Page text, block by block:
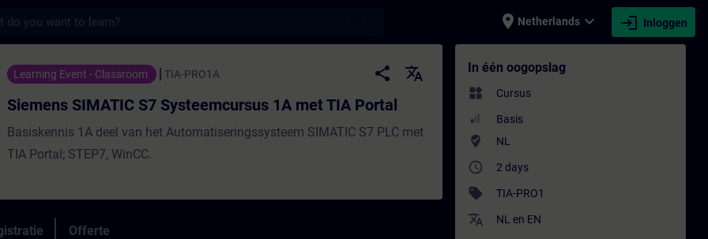
place Netherlands expand_more login Inloggen
S7 Systeemcursus 1A met TIA Portal - Training - Opleiding - Bijscholing |
Learning Event - Classroom TIA-PRO1A share
translate
Siemens SIMATIC S7 Systeemcursus 1A met TIA Portal
Basiskennis 1A deel van het Automatiseringssysteem SIMATIC S7 PLC met
TIA Portal; STEP7, WinCC.
Offerte
In één oogopslag
widgets Cursus
Basis
where_to_vote NL
access_time 2 days
sell TIA-PRO1
translate NL en EN